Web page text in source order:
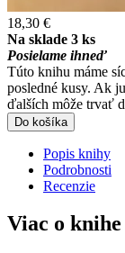
18,30 €
Na sklade 3 ks
Posielame ihneď
Túto knihu máme
posledné kusy. Ak
ďalších môže trvať
Do košíka
Popis knihy
Podrobnosti
Recenzie
Viac o knihe